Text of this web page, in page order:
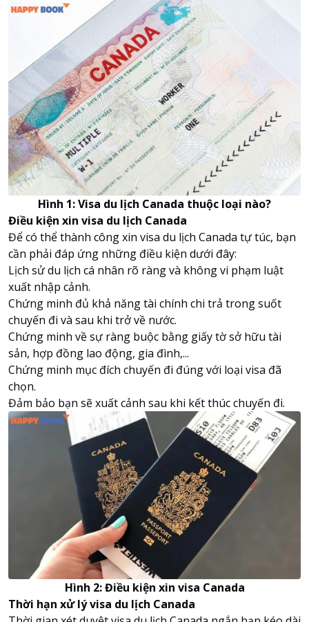
Hình 1: Visa du lịch Canada thuộc loại nào?
Điều kiện xin visa du lịch Canada
Để có thể thành công xin visa du lịch Canada tự túc, bạn
cần phải đáp ứng những điều kiện dưới đây:
Lịch sử du lịch cá nhân rõ ràng và không vi phạm luật
xuất nhập cảnh.
Chứng minh đủ khả năng tài chính chi trả trong suốt
chuyến đi và sau khi trở về nước.
Chứng minh về sự ràng buộc bằng giấy tờ sở hữu tài
sản, hợp đồng lao động, gia đình,...
Chứng minh mục đích chuyến đi đúng với loại visa đã
chọn.
Đảm bảo bạn sẽ xuất cảnh sau khi kết thúc chuyến đi.
Hình 2: Điều kiện xin visa Canada
Thời hạn xử lý visa du lịch Canada